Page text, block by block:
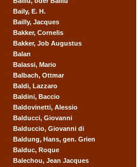
Baily, E. H.
Bailly, Jacques
Bakker, Cornelis
Bakker, Job Augustus
Balan
Balassi, Mario
Balbach, Ottmar
Baldi, Lazzaro
Baldini, Baccio
Baldovinetti, Alessio
Balducci, Giovanni
Balduccio, Giovanni di
Baldung, Hans, gen. Grien
Balduc, Roque
Balechou, Jean Jacques